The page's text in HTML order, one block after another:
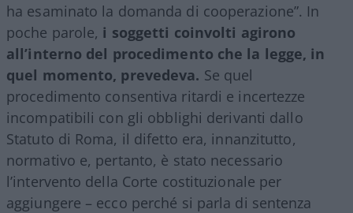
ha esaminato la domanda di cooperazione”. In
poche parole, i soggetti coinvolti agirono
all’interno del procedimento che la legge, in
quel momento, prevedeva. Se quel
procedimento consentiva ritardi e incertezze
incompatibili con gli obblighi derivanti dallo
Statuto di Roma, il difetto era, innanzitutto,
normativo e, pertanto, è stato necessario
l’intervento della Corte costituzionale per
aggiungere – ecco perché si parla di sentenza